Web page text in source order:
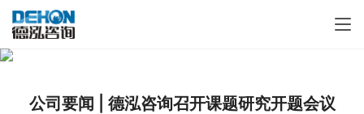
公司要闻 | 德泓咨询召开课题研究开题会议